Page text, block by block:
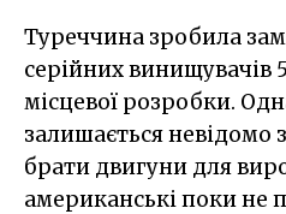
Туреччина зробила замовлення на перші 20
серійних винищувачів
місцевої розробки.
залишається невідомо
брати двигуни для
американські поки не